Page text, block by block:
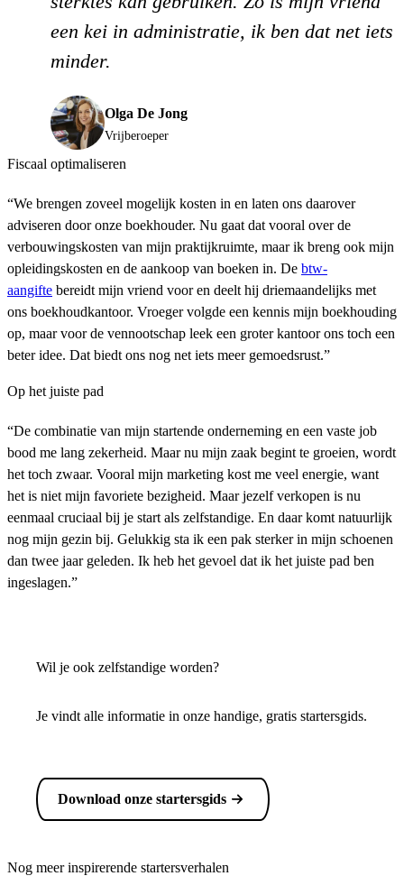
een kei in administratie, ik ben dat net iets
minder.
Olga De Jong
Vrijberoeper
Fiscaal optimaliseren
“We brengen zoveel mogelijk kosten in en laten ons daarover
adviseren door onze boekhouder. Nu gaat dat vooral over de
verbouwingskosten van mijn praktijkruimte, maar ik breng ook mijn
opleidingskosten en de aankoop van boeken in. De btw-
aangifte bereidt mijn vriend voor en deelt hij driemaandelijks met
ons boekhoudkantoor. Vroeger volgde een kennis mijn boekhouding
op, maar voor de vennootschap leek een groter kantoor ons toch een
beter idee. Dat biedt ons nog net iets meer gemoedsrust.”
Op het juiste pad
“De combinatie van mijn startende onderneming en een vaste job
bood me lang zekerheid. Maar nu mijn zaak begint te groeien, wordt
het toch zwaar. Vooral mijn marketing kost me veel energie, want
het is niet mijn favoriete bezigheid. Maar jezelf verkopen is nu
eenmaal cruciaal bij je start als zelfstandige. En daar komt natuurlijk
nog mijn gezin bij. Gelukkig sta ik een pak sterker in mijn schoenen
dan twee jaar geleden. Ik heb het gevoel dat ik het juiste pad ben
ingeslagen.”
Wil je ook zelfstandige worden?
Je vindt alle informatie in onze handige, gratis startersgids.
Download onze startersgids
Nog meer inspirerende startersverhalen